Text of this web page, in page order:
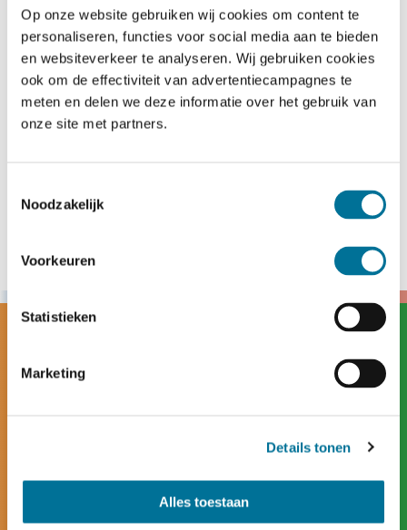
Op onze website gebruiken wij cookies om content te
personaliseren, functies voor social media aan te bieden
en websiteverkeer te analyseren. Wij gebruiken cookies
ook om de effectiviteit van advertentiecampagnes te
meten en delen we deze informatie over het gebruik van
onze site met partners.
Noodzakelijk
Voorkeuren
Statistieken
Marketing
Details tonen
Alles toestaan
Tijd:
08:00 - 17:00
Hemelvaart studiedag